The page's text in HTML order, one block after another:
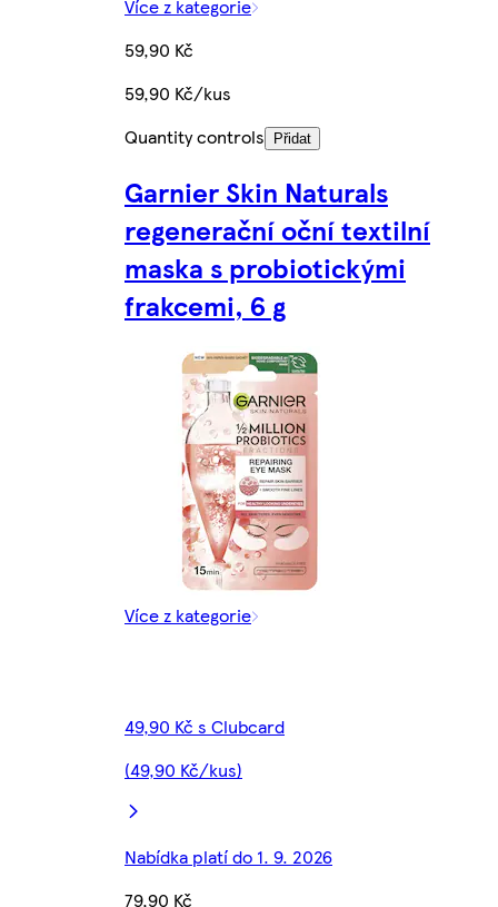
Více z kategorie
59,90 Kč
59,90 Kč/kus
Quantity controls
Přidat
Garnier Skin Naturals
regenerační oční textilní
maska s probiotickými
frakcemi, 6 g
Více z kategorie
49,90 Kč s Clubcard
(49,90 Kč/kus)
Nabídka platí do 1. 9. 2026
79,90 Kč